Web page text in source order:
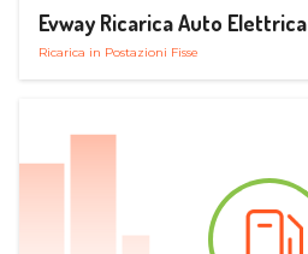
Evway Ricarica Auto Elettrica
Ricarica in Postazioni Fisse